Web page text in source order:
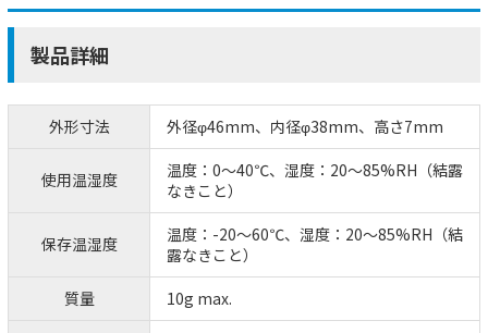
製品詳細
外形寸法 外径φ46mm、内径φ38mm、高さ7mm
使用温湿度
温度：0～40℃、湿度：20～85%RH（結露
なきこと）
保存温湿度
温度：-20～60℃、湿度：20～85%RH（結
露なきこと）
質量
10g max.